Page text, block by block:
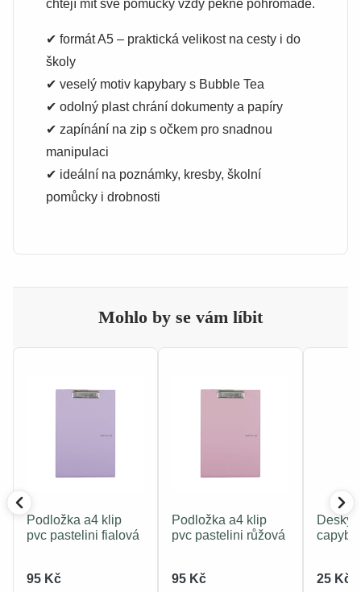
chtějí mít své pomůcky vždy pěkně pohromadě.
✔ formát A5 – praktická velikost na cesty i do
školy
✔ veselý motiv kapybary s Bubble Tea
✔ odolný plast chrání dokumenty a papíry
✔ zapínání na zip s očkem pro snadnou
manipulaci
✔ ideální na poznámky, kresby, školní
pomůcky i drobnosti
Mohlo by se vám líbit
Podložka a4 klip
pvc pastelini fialová
95 Kč
Podložka a4 klip
pvc pastelini růžová
95 Kč
Desky
25 Kč